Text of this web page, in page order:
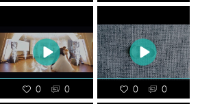
0 0 0 0